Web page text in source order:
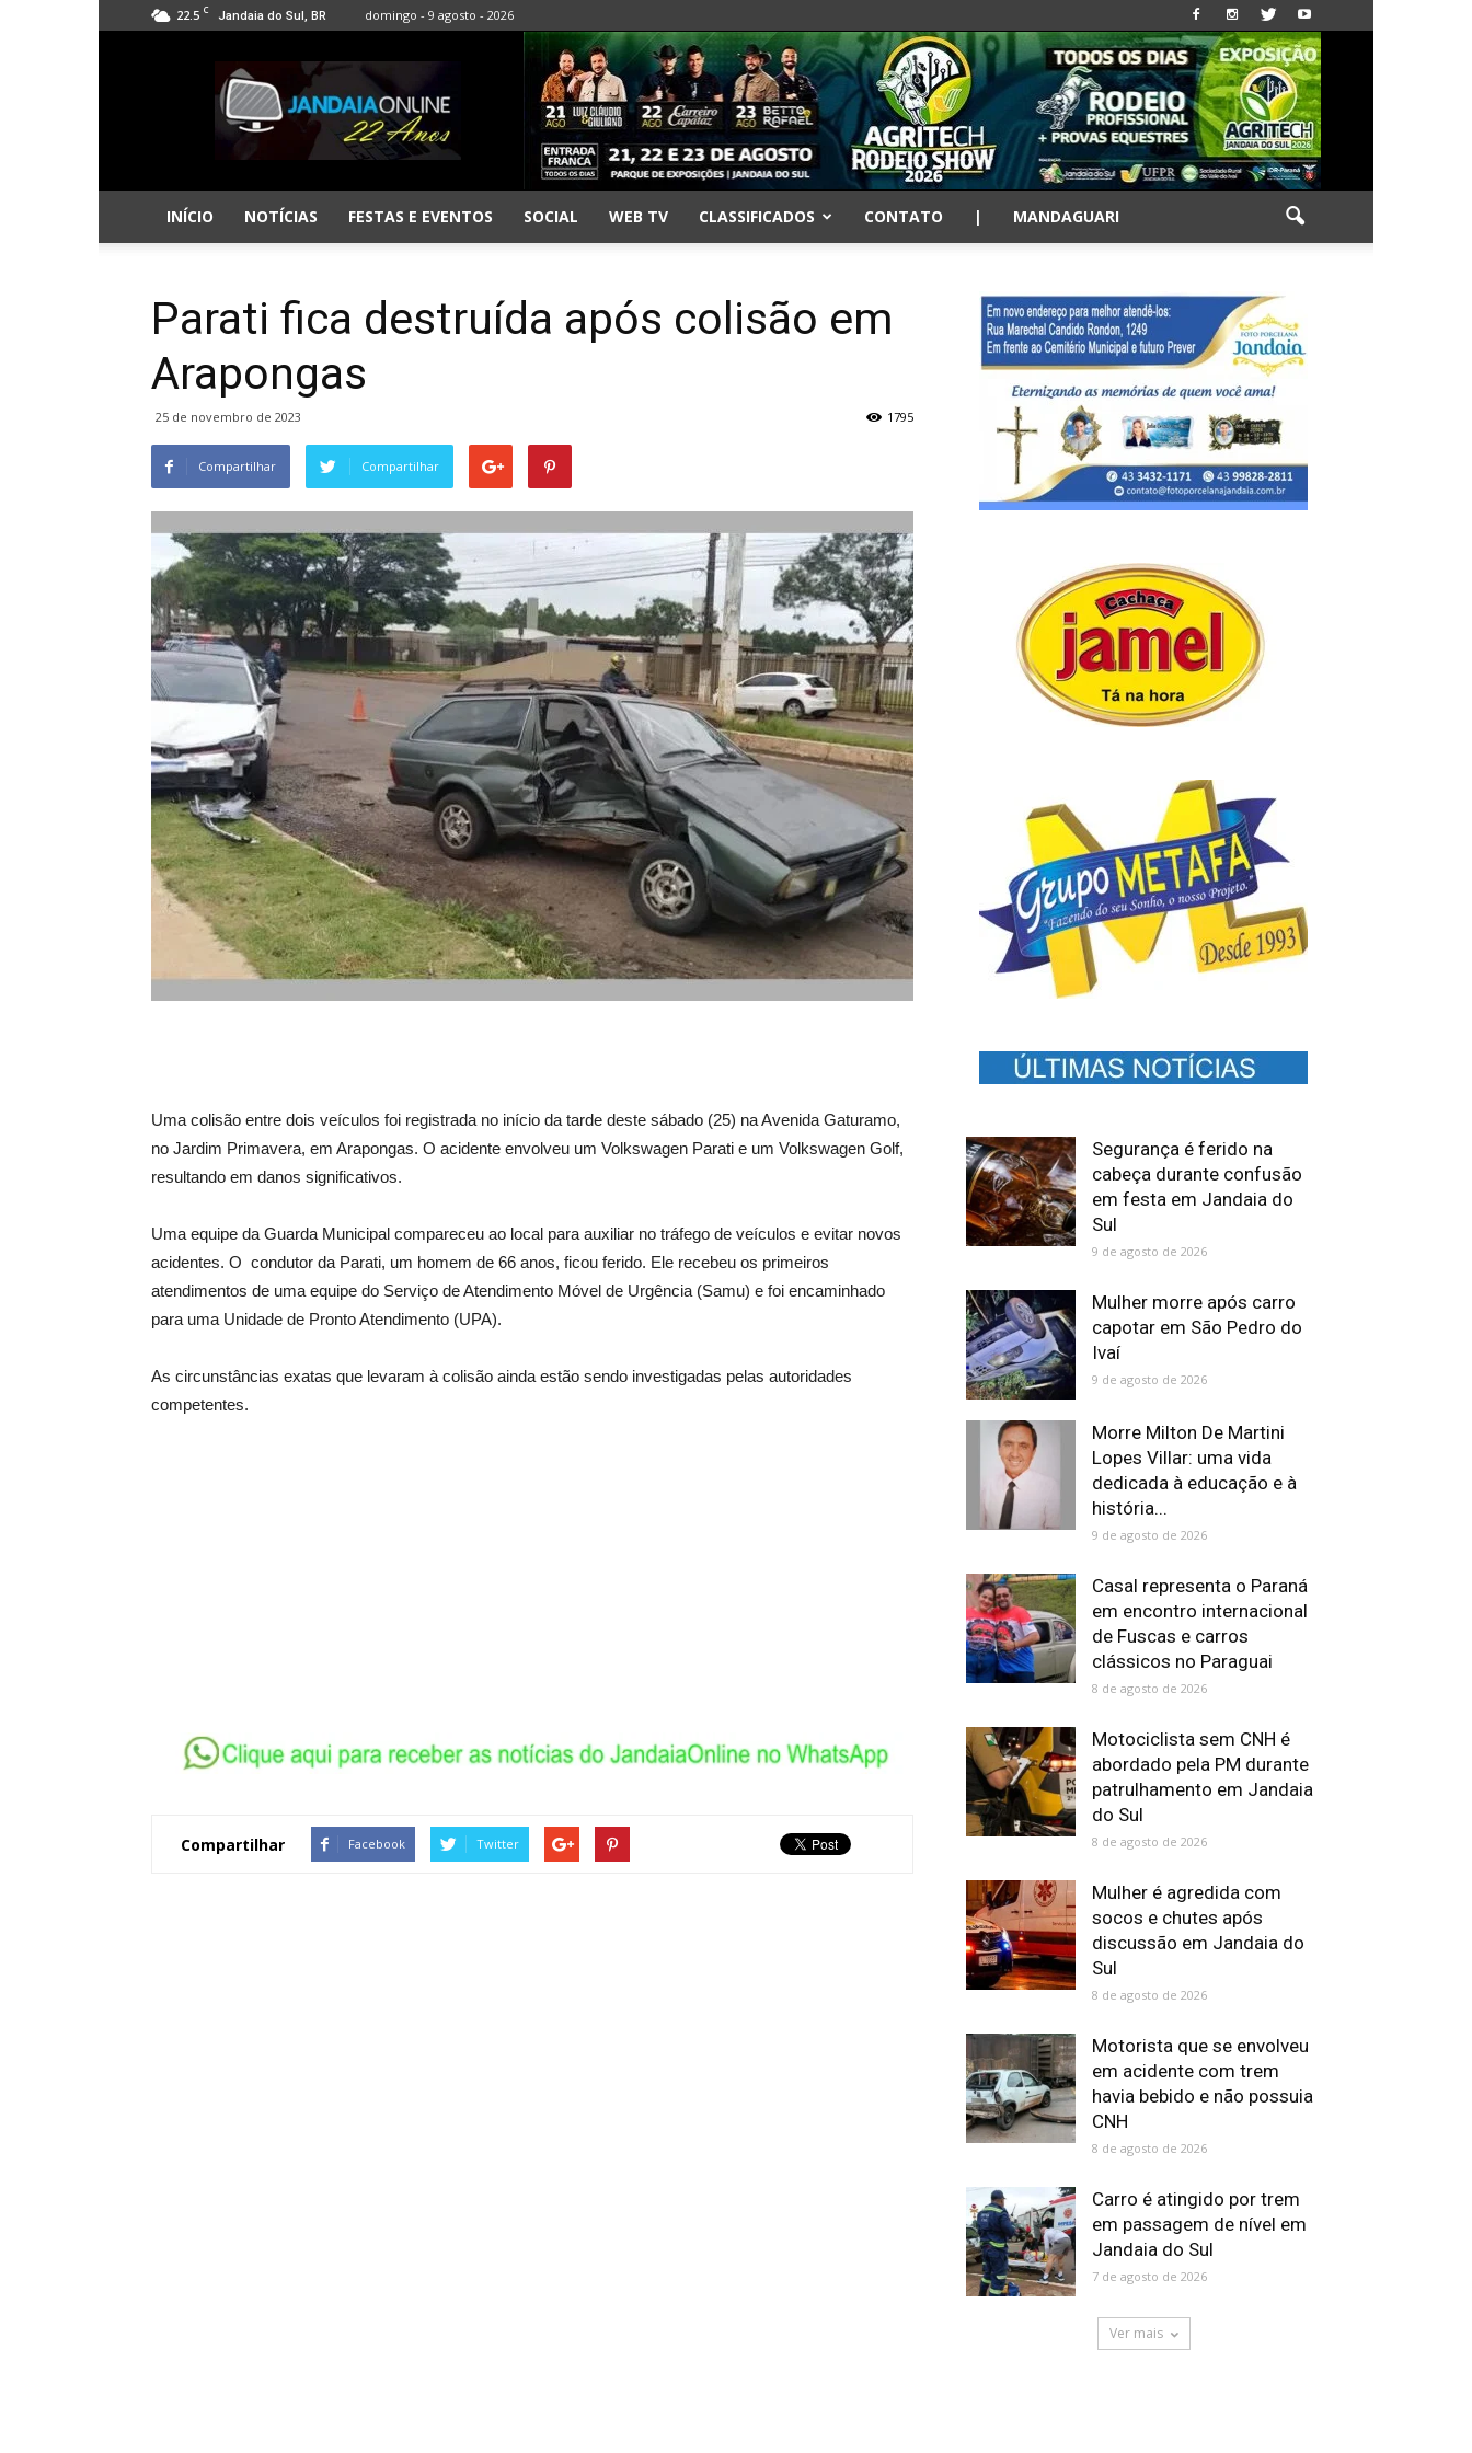
22.5 C Jandaia do Sul, BR domingo - 9 agosto - 2026
Jandaia
Online
INÍCIO NOTÍCIAS FESTAS E EVENTOS SOCIAL WEB TV CLASSIFICADOS CONTATO | MANDAGUARI
Parati fica destruída após colisão em
Arapongas
25 de novembro de 2023 1795
Compartilhar Compartilhar
Uma colisão entre dois veículos foi registrada no início da tarde deste sábado (25) na Avenida Gaturamo,
no Jardim Primavera, em Arapongas. O acidente envolveu um Volkswagen Parati e um Volkswagen Golf,
resultando em danos significativos.
Uma equipe da Guarda Municipal compareceu ao local para auxiliar no tráfego de veículos e evitar novos
acidentes. O condutor da Parati, um homem de 66 anos, ficou ferido. Ele recebeu os primeiros
atendimentos de uma equipe do Serviço de Atendimento Móvel de Urgência (Samu) e foi encaminhado
para uma Unidade de Pronto Atendimento (UPA).
As circunstâncias exatas que levaram à colisão ainda estão sendo investigadas pelas autoridades
competentes.
Compartilhar Facebook Twitter
Segurança é ferido na
cabeça durante confusão
em festa em Jandaia do
Sul
9 de agosto de 2026
Mulher morre após carro
capotar em São Pedro do
Ivaí
9 de agosto de 2026
Morre Milton De Martini
Lopes Villar: uma vida
dedicada à educação e à
história...
9 de agosto de 2026
Casal representa o Paraná
em encontro internacional
de Fuscas e carros
clássicos no Paraguai
8 de agosto de 2026
Motociclista sem CNH é
abordado pela PM durante
patrulhamento em Jandaia
do Sul
8 de agosto de 2026
Mulher é agredida com
socos e chutes após
discussão em Jandaia do
Sul
8 de agosto de 2026
Motorista que se envolveu
em acidente com trem
havia bebido e não possuia
CNH
8 de agosto de 2026
Carro é atingido por trem
em passagem de nível em
Jandaia do Sul
7 de agosto de 2026
Ver mais